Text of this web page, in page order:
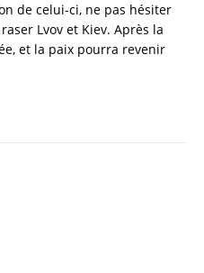
de celui-ci, ne pas hésiter
Lvov et Kiev. Après la
et la paix pourra revenir